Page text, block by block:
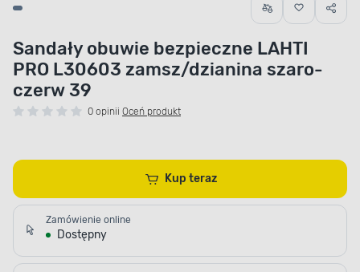
Sandały obuwie bezpieczne LAHTI
PRO L30603 zamsz/dzianina szaro-
czerw 39
0 opinii Oceń produkt
Kup teraz
Zamówienie online
Dostępny